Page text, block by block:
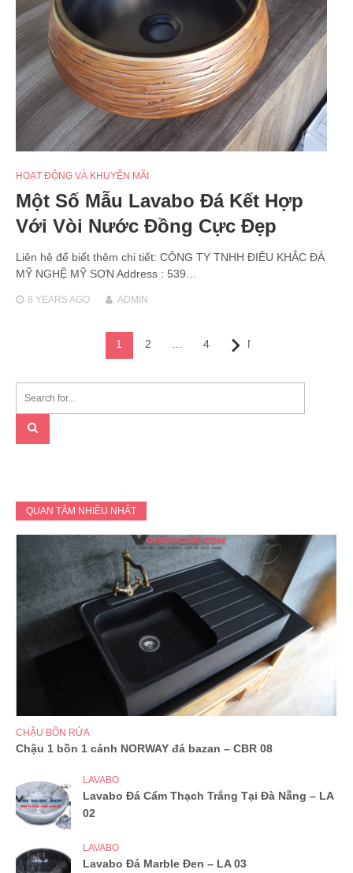
HOẠT ĐỘNG VÀ KHUYỄN MÃI
Một Số Mẫu Lavabo Đá Kết Hợp
Với Vòi Nước Đồng Cực Đẹp
Liên hệ để biết thêm chi tiết: CÔNG TY TNHH ĐIÊU KHẮC ĐÁ
MỸ NGHỆ MỸ SƠN Address : 539…
8 YEARSAGO ADMIN
1 2 4 Next
QUAN TÂM NHIỀU NHẤT
CHẬU BỒN RỬA
Chậu 1 bồn 1 cánh NORWAY đá bazan – CBR 08
LAVABO
Lavabo Đá Cẩm Thạch Trắng Tại Đà Nẵng – LA
02
LAVABO
Lavabo Đá Marble Đen – LA 03